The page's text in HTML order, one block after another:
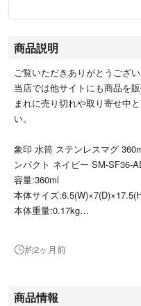
商品説明
ご覧いただきありがとうござい
当店では他サイトにも商品を
まれに売り切れや取り寄せ中
い。
象印 水筒 ステンレスマグ
ンパクト ネイビー SM-SF36-
容量:360ml
本体サイズ
本体重量:0.17kg
95℃の熱湯が6時間後でも
約2ヶ月前
商品情報